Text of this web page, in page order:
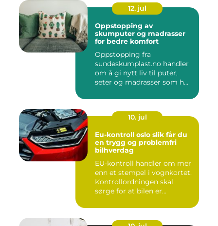
12. jul
Oppstopping av
skumputer og madrasser
for bedre komfort
Oppstopping fra
sundeskumplast.no handler
om å gi nytt liv til puter,
seter og madrasser som h...
10. jul
Eu-kontroll oslo slik får du
en trygg og problemfri
bilhverdag
EU-kontroll handler om mer
enn et stempel i vognkortet.
Kontrollordningen skal
sørge for at bilen er...